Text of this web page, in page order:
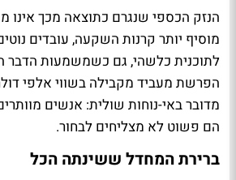
הנזק הכספי שנגרם כתוצאה מכך
מוסיף יותר קרנות השקעה, עובדים
לתוכנית כלשהי, גם כשמשמעות הדבר
הפרשת מעביד מקבילה בשווי אלפי
מדובר באי-נוחות שולית: אנשים
הם פשוט לא מצליחים לבחור.
ברירת המחדל ששינתה הכל